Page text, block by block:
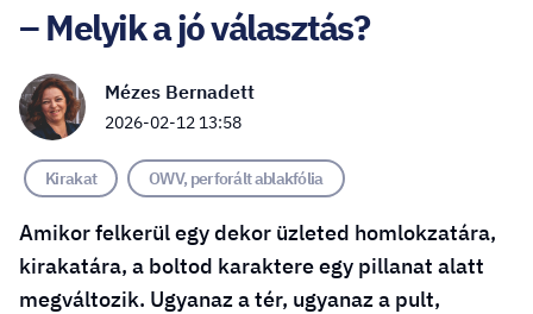
– Melyik a jó választás?
Mézes Bernadett
2026-02-12 13:58
Kirakat OWV, perforált ablakfólia
Amikor felkerül egy dekor üzleted homlokzatára,
kirakatára, a boltod karaktere egy pillanat alatt
megváltozik. Ugyanaz a tér, ugyanaz a pult,